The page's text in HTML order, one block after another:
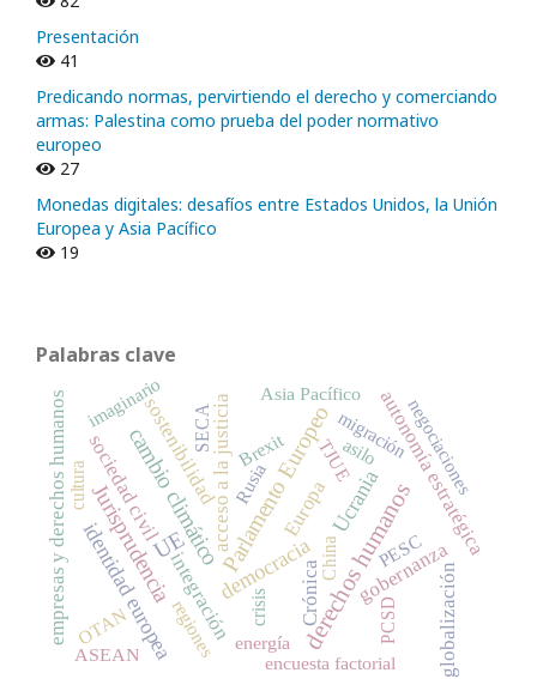
Presentación
41
Predicando normas, pervirtiendo el derecho y comerciando
armas: Palestina como prueba del poder normativo
europeo
27
Monedas digitales: desafíos entre Estados Unidos, la Unión
Europea y Asia Pacífico
19
Palabras clave
derechos humanos
Parlamento Europeo
UE
cambio climático
Jurisprudencia democracia
identidad europea
Ucraniaautonomía estratégica
Europa
Crónica
integración gobernanza
acceso a la justicia
globalización
empresas y derechos humanossociedad civilsostenibilidad migración
crisis PCSD
regiones
Rusia
Brexit
encuesta factorial
cultura
PESC
imaginario
energía
China
negociaciones
Asia Pacífico
TJUE
OTAN
SECA asilo
ASEAN